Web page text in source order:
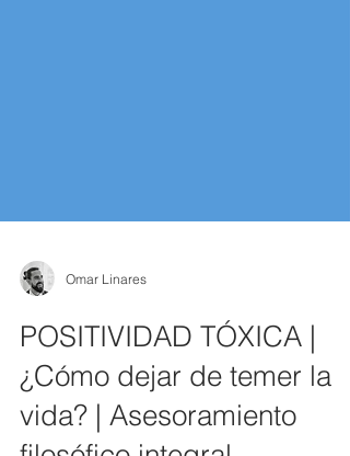
Omar Linares
POSITIVIDAD TÓXICA |